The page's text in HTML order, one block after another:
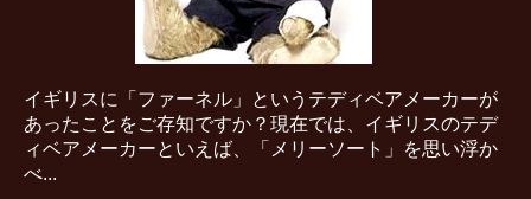
イギリスに「ファーネル」というテディベアメーカーが
あったことをご存知ですか？現在では、イギリスのテデ
ィベアメーカーといえば、「メリーソート」を思い浮か
べ...